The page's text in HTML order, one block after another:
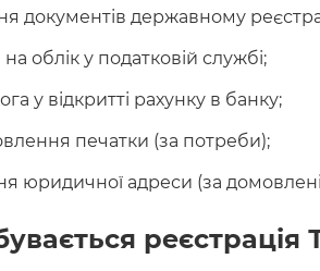
документів державному
на облік у податковій службі;
у відкритті рахунку в банку;
печатки (за потреби);
юридичної адреси (за
реєстрація